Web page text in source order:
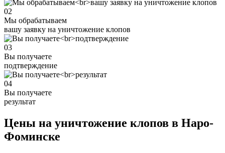
02
Мы обрабатываем
вашу заявку на уничтожение клопов
03
Вы получаете
подтверждение
04
Вы получаете
результат
Цены на уничтожение клопов в Наро-
Фоминске